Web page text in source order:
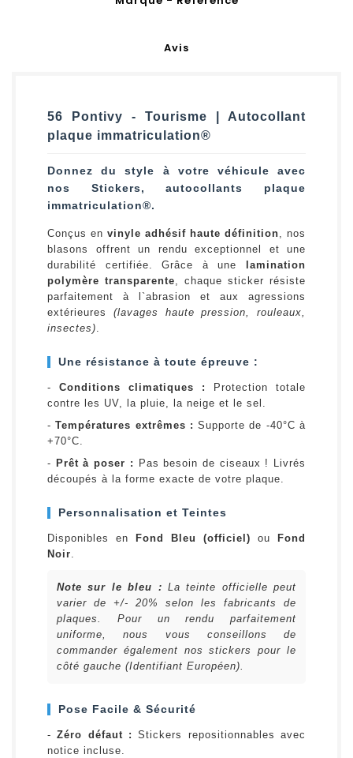
Avis
56 Pontivy - Tourisme | Autocollant
plaque immatriculation®
Donnez du style à votre véhicule avec
nos Stickers, autocollants plaque
immatriculation®.
Conçus en vinyle adhésif haute définition, nos
blasons offrent un rendu exceptionnel et une
durabilité certifiée. Grâce à une
lamination
polymère transparente, chaque sticker résiste
parfaitement à l`abrasion et aux agressions
extérieures (lavages haute pression, rouleaux,
insectes).
Une résistance à toute épreuve :
- Conditions climatiques :
Protection totale
contre les UV, la pluie, la neige et le sel.
-Températures extrêmes : Supporte de -40°C à
+70°C.
- Prêt à poser :
Pas besoin de ciseaux ! Livrés
découpés à la forme exacte de votre plaque.
Personnalisation et Teintes
Disponibles en Fond Bleu (officiel) ou
Fond
Noir.
Note sur le bleu : La teinte officielle peut
varier de +/- 20% selon les fabricants de
plaques. Pour un rendu parfaitement
uniforme, nous vous conseillons de
commander également nos stickers pour le
côté gauche (Identifiant Européen).
Pose Facile & Sécurité
-Zéro défaut : Stickers repositionnables avec
notice incluse.